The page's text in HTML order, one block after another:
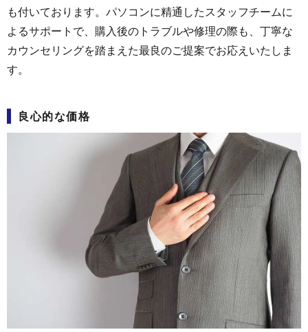
も付いております。パソコンに精通したスタッフチームに
よるサポートで、購入後のトラブルや修理の際も、丁寧な
カウンセリングを踏まえた最良のご提案でお応えいたしま
す。
良心的な価格